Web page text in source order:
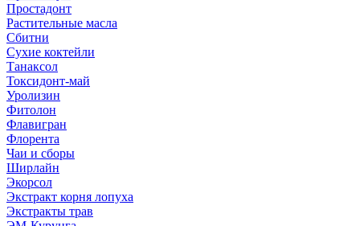
Простадонт
Растительные масла
Сбитни
Сухие коктейли
Танаксол
Токсидонт-май
Уролизин
Фитолон
Флавигран
Флорента
Чаи и сборы
Ширлайн
Экорсол
Экстракт корня лопуха
Экстракты трав